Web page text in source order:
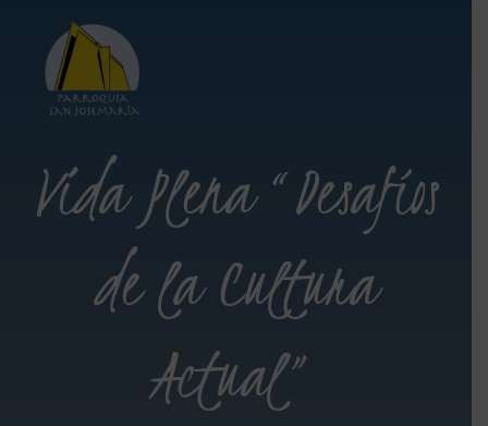
Vida Plena “Desafíos
de la Cultura
Actual”